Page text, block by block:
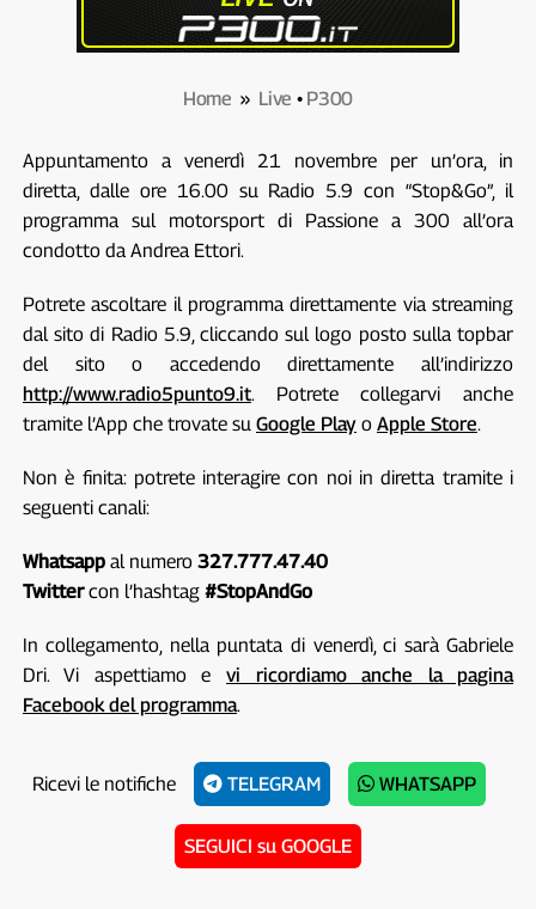
Home » Live • P300
Appuntamento a venerdì 21 novembre per un’ora, in
diretta, dalle ore 16.00 su Radio 5.9 con “Stop&Go”, il
programma sul motorsport di Passione a 300 all’ora
condotto da Andrea Ettori.
Potrete ascoltare il programma direttamente via streaming
dal sito di Radio 5.9, cliccando sul logo posto sulla topbar
del sito o accedendo direttamente all’indirizzo
http://www.radio5punto9.it. Potrete collegarvi anche
tramite l’App che trovate su Google Playo Apple Store.
Non è finita: potrete interagire con noi in diretta tramite i
seguenti canali:
Whatsappal numero 327.777.47.40
Twittercon l’hashtag #StopAndGo
In collegamento, nella puntata di venerdì, ci sarà Gabriele
Dri. Vi aspettiamo e vi ricordiamo anche la pagina
Facebook del programma.
Ricevi le notifiche TELEGRAM WHATSAPP
SEGUICI su GOOGLE